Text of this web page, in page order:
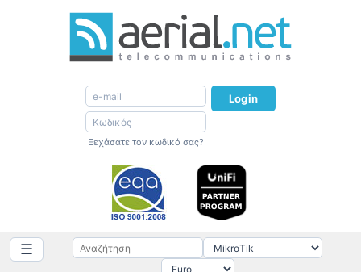
Login
Ξεχάσατε τον κωδικό σας?
☰